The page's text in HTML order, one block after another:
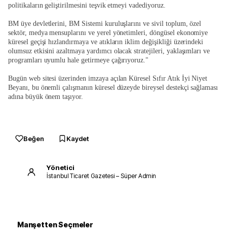
politikaların geliştirilmesini teşvik etmeyi vadediyoruz.
BM üye devletlerini, BM Sistemi kuruluşlarını ve sivil toplum, özel
sektör, medya mensuplarını ve yerel yönetimleri, döngüsel ekonomiye
küresel geçişi hızlandırmaya ve atıkların iklim değişikliği üzerindeki
olumsuz etkisini azaltmaya yardımcı olacak stratejileri, yaklaşımları ve
programları uyumlu hale getirmeye çağırıyoruz."
Bugün web sitesi üzerinden imzaya açılan Küresel Sıfır Atık İyi Niyet
Beyanı, bu önemli çalışmanın küresel düzeyde bireysel destekçi sağlaması
adına büyük önem taşıyor.
Beğen Kaydet
Yönetici
İstanbul Ticaret Gazetesi – Süper Admin
Manşetten Seçmeler